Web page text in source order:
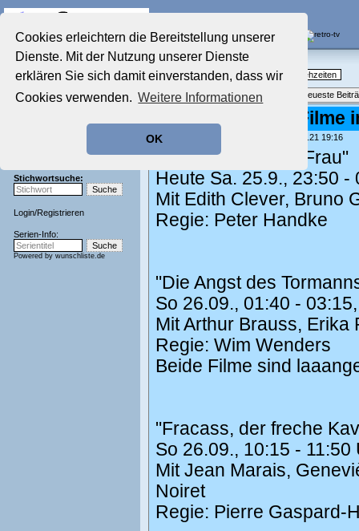
Cookies erleichtern die Bereitstellung unserer
Dienste. Mit der Nutzung unserer Dienste
erklären Sie sich damit einverstanden, dass wir
Cookies verwenden. Weitere Informationen
OK
Startseite
Aktuelles Forum
Film-Forum
Zeichentrick-Forum
Stichwortsuche:
Login/Registrieren
Serien-Info:
Powered by wunschliste.de
Nostalgieecke
TV-Erinnerungen an gute, alte Fernsehzeiten
Themenübersicht • Neues Thema Neueste
Re: Seltene alte Filme
geschrieben von: , 25.09.21 19:16
"Die linkshändige Frau"
Heute Sa. 25.9., 23:50 -
Mit Edith Clever, Bruno
Regie: Peter Handke
"Die Angst des
So 26.09., 01:40 -
Mit Arthur Brauss, Erika
Regie: Wim Wenders
Beide Filme sind
"Fracass, der freche
So 26.09., 10:15 -
Mit Jean Marais,
Noiret
Regie: Pierre Gaspard-